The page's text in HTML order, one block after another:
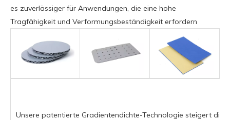
es zuverlässiger für Anwendungen, die eine hohe
Tragfähigkeit und Verformungsbeständigkeit erfordern
Unsere patentierte Gradientendichte-Technologie steigert die